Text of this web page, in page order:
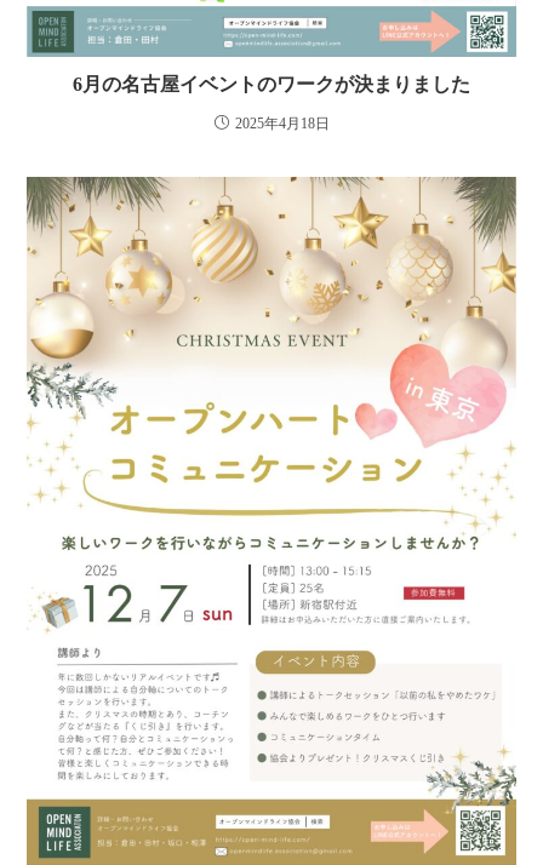
6月の名古屋イベントのワークが決まりました
2025年4月18日